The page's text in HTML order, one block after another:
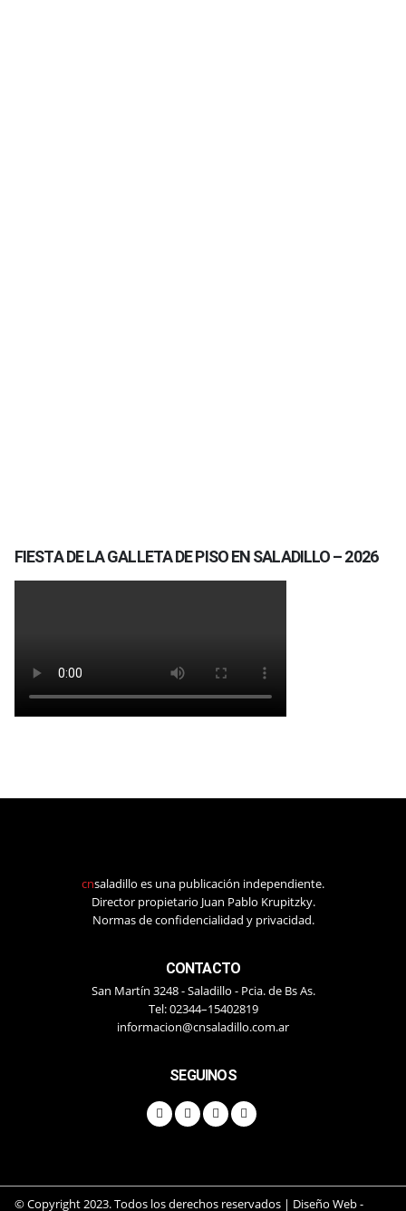
FIESTA DE LA GALLETA DE PISO EN SALADILLO – 2026
cnsaladillo es una publicación independiente.
Director propietario Juan Pablo Krupitzky.
Normas de confidencialidad y privacidad.
CONTACTO
San Martín 3248 - Saladillo - Pcia. de Bs As.
Tel: 02344–15402819
informacion@cnsaladillo.com.ar
SEGUINOS
© Copyright 2023. Todos los derechos reservados | Diseño Web-